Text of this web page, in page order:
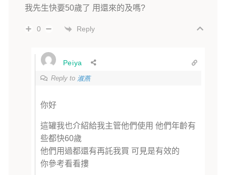
我先生快要50歲了 用還來的及嗎?
0 Reply
Peiya
Reply to 淑燕
你好
這罐我也介紹給我主管他們使用 他們年齡有
些都快60歲
他們用過都還有再託我買 可見是有效的
你參考看看摟